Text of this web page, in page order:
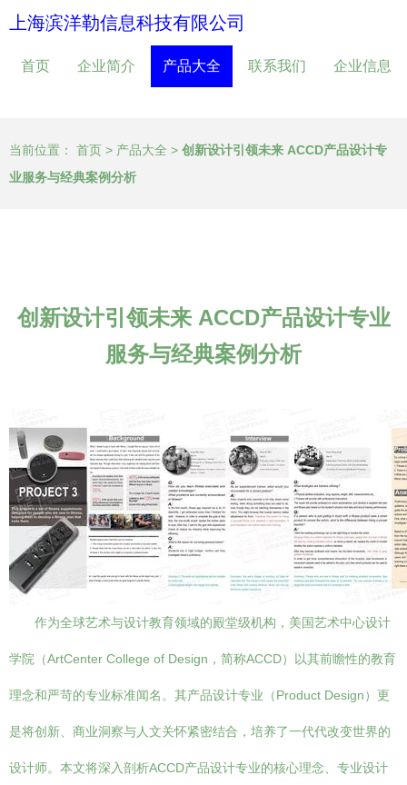
上海滨洋勒信息科技有限公司
首页 企业简介 产品大全 联系我们 企业信息
当前位置： 首页 > 产品大全 > 创新设计引领未来 ACCD产品设计专
业服务与经典案例分析
创新设计引领未来 ACCD产品设计专业
服务与经典案例分析
作为全球艺术与设计教育领域的殿堂级机构，美国艺术中心设计
学院（ArtCenter College of Design，简称ACCD）以其前瞻性的教育
理念和严苛的专业标准闻名。其产品设计专业（Product Design）更
是将创新、商业洞察与人文关怀紧密结合，培养了一代代改变世界的
设计师。本文将深入剖析ACCD产品设计专业的核心理念、专业设计